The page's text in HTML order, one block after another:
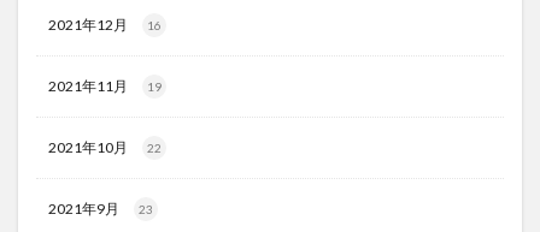
2021年12月 16
2021年11月 19
2021年10月 22
2021年9月 23